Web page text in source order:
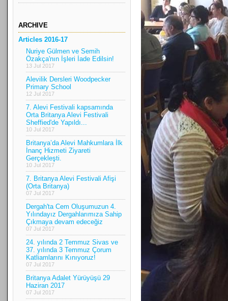
ARCHIVE
Articles 2016-17
Nuriye Gülmen ve Semih
Özakça'nın İşleri İade Edilsin!
13 Jul 2017
Alevilik Dersleri Woodpecker
Primary School
12 Jul 2017
7. Alevi Festivali kapsamında
Orta Britanya Alevi Festivali
Sheffied'de Yapıldı...
10 Jul 2017
Britanya’da Alevi Mahkumlara İlk
İnanç Hizmeti Ziyareti
Gerçekleşti.
10 Jul 2017
7. Britanya Alevi Festivali Afişi
(Orta Britanya)
07 Jul 2017
Dergah'ta Cem Oluşumuzun 4.
Yılındayız Dergahlarımıza Sahip
Çıkmaya devam edeceğiz
07 Jul 2017
24. yılında 2 Temmuz Sivas ve
37. yılında 3 Temmuz Çorum
Katliamlarını Kınıyoruz!
07 Jul 2017
Britanya Adalet Yürüyüşü 29
Haziran 2017
07 Jul 2017